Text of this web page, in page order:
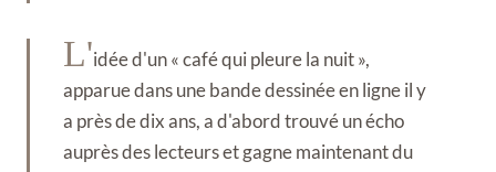
L'idée d'un « café qui pleure la nuit »,
apparue dans une bande dessinée en ligne il y
a près de dix ans, a d'abord trouvé un écho
auprès des lecteurs et gagne maintenant du